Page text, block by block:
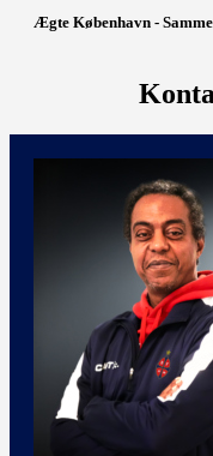
Ægte København -